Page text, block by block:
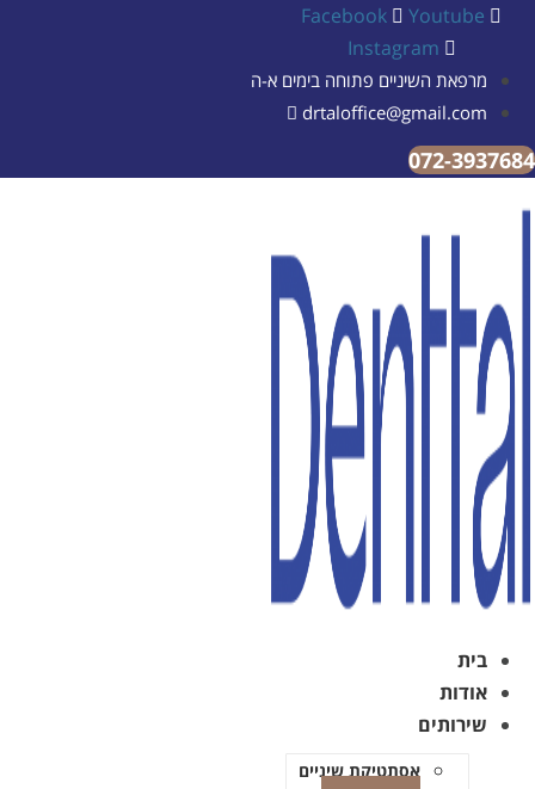
Facebook
Youtube
Instagram
מרפאת השיניים פתוחה בימים א-ה
drtaloffice@gmail.com
072-3937684
בית
אודות
שירותים
אסתטיקת שיניים